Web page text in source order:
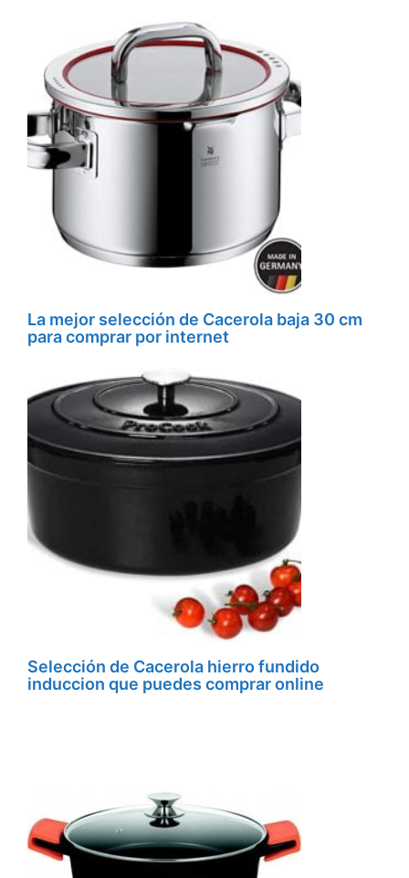
La mejor selección de Cacerola baja 30 cm
para comprar por internet
Selección de Cacerola hierro fundido
induccion que puedes comprar online